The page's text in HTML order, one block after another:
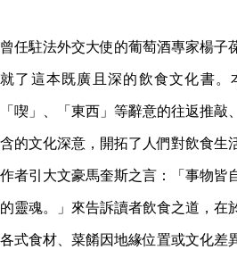
曾任駐法外交大使的葡萄酒專家楊子
就了這本既廣且深的飲食文化書。
「喫」、「東西」等辭意的往返推
含的文化深意，開拓了人們對飲食生
作者引大文豪馬奎斯之言：「事物皆
的靈魂。」來告訴讀者飲食之道，在
各式食材、菜餚因地緣位置或文化差